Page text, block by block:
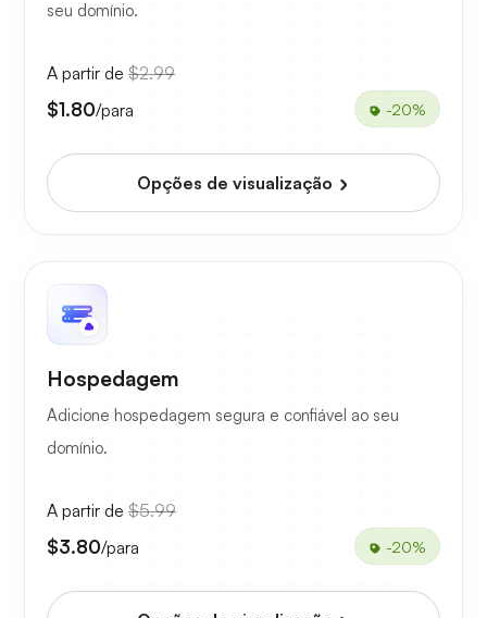
seu domínio.
A partir de $2.99
$1.80/para -20%
Opções de visualização
Hospedagem
Adicione hospedagem segura e confiável ao seu
domínio.
A partir de $5.99
$3.80/para -20%